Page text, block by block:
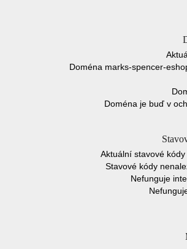
Doména marks-spencer-
Doména je buď v
Aktuální stavové
Stavové kódy
Nefunguje